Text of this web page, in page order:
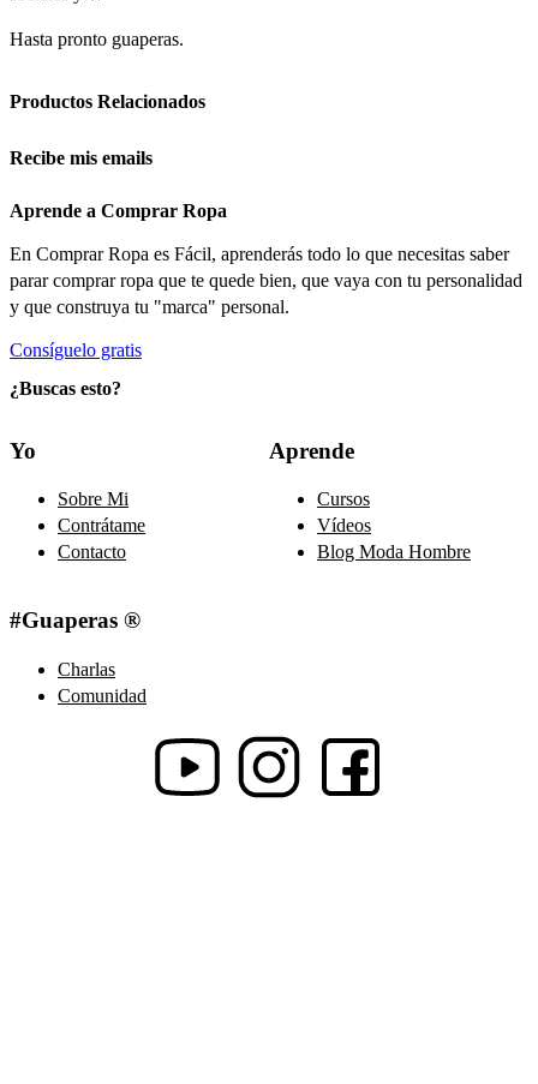
Hasta pronto guaperas.
Productos Relacionados
Recibe mis emails
Aprende a Comprar Ropa
En Comprar Ropa es Fácil, aprenderás todo lo que necesitas saber
parar comprar ropa que te quede bien, que vaya con tu personalidad
y que construya tu "marca" personal.
Consíguelo gratis
¿Buscas esto?
Yo
Sobre Mi
Contrátame
Contacto
Aprende
Cursos
Vídeos
Blog Moda Hombre
#Guaperas ®
Charlas
Comunidad